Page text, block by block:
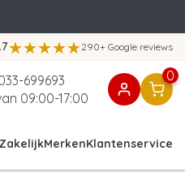
290+ Google reviews
699693
09:00-17:00
0
ZakelijkMerkenKlantenservice